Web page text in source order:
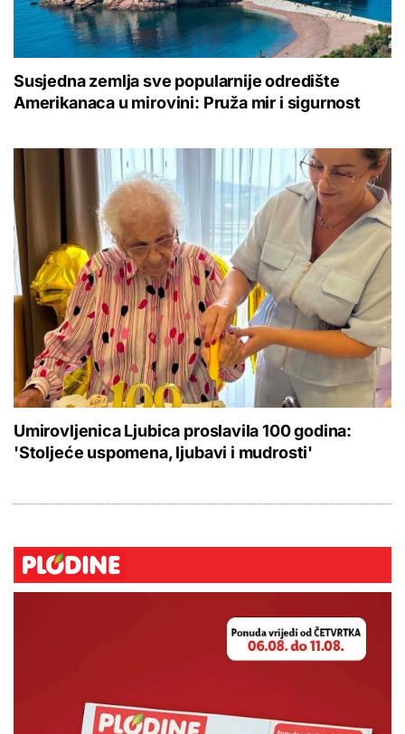
Susjedna zemlja sve popularnije odredište
Amerikanaca u mirovini: Pruža mir i sigurnost
Umirovljenica Ljubica proslavila 100 godina:
'Stoljeće uspomena, ljubavi i mudrosti'